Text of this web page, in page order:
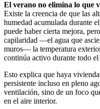
El verano no elimina lo que
Existe la creencia de que las
humedad acumulada durante
puede haber cierta mejora,
capilaridad —el agua que
muros— la temperatura
continúa activo durante todo el
Esto explica que haya
persistente incluso en pleno
ventilación, sino de un foco
en el aire interior.